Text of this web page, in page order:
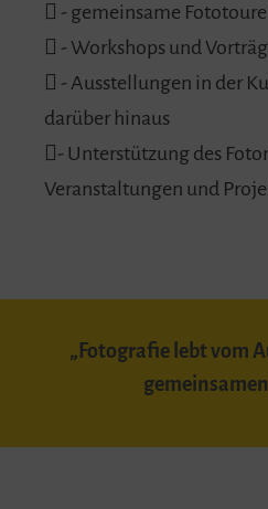
 - gemeinsame
 - Workshops und
 - Ausstellungen in der
darüber hinaus
- Unterstützung des
Veranstaltungen und
„Fotografie lebt vom